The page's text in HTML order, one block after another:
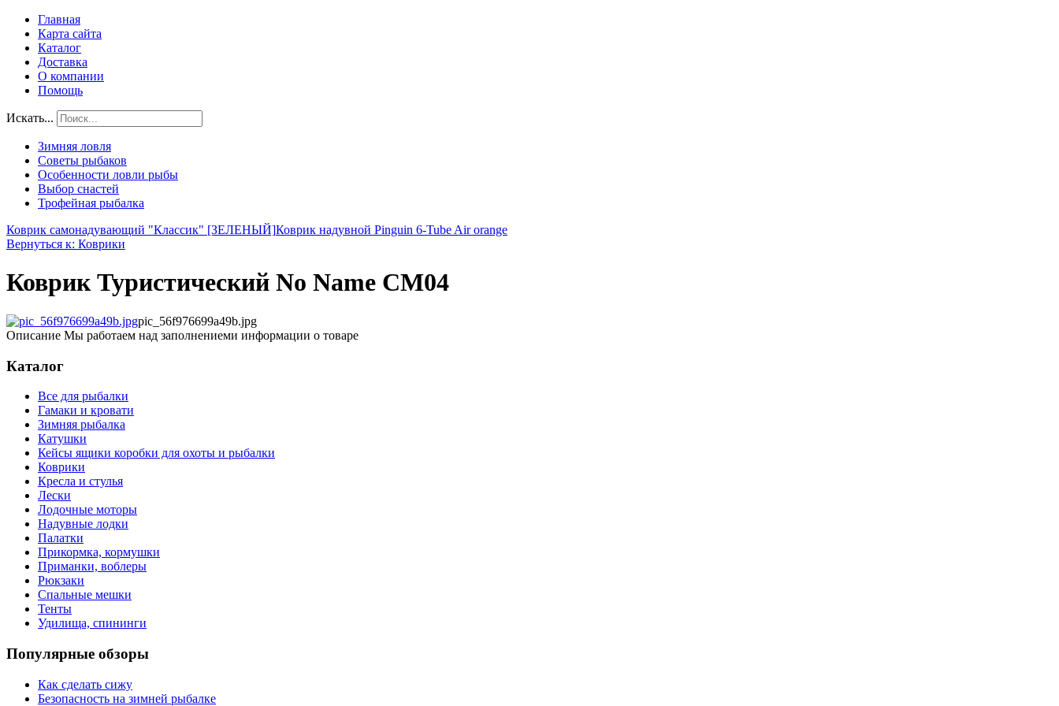
Главная
Карта сайта
Каталог
Доставка
О компании
Помощь
Искать...
Зимняя ловля
Советы рыбаков
Особенности ловли рыбы
Выбор снастей
Трофейная рыбалка
Коврик самонадувающий "Классик" [ЗЕЛЕНЫЙ]Коврик надувной Pinguin 6-Tube Air orange
Вернуться к: Коврики
Коврик Туристический No Name CM04
pic_56f976699a49b.jpg
Описание Мы работаем над заполнениеми информации о товаре
Каталог
Все для рыбалки
Гамаки и кровати
Зимняя рыбалка
Катушки
Кейсы ящики коробки для охоты и рыбалки
Коврики
Кресла и стулья
Лески
Лодочные моторы
Надувные лодки
Палатки
Прикормка, кормушки
Приманки, воблеры
Рюкзаки
Спальные мешки
Тенты
Удилища, спининги
Популярные обзоры
Как сделать сижу
Безопасность на зимней рыбалке